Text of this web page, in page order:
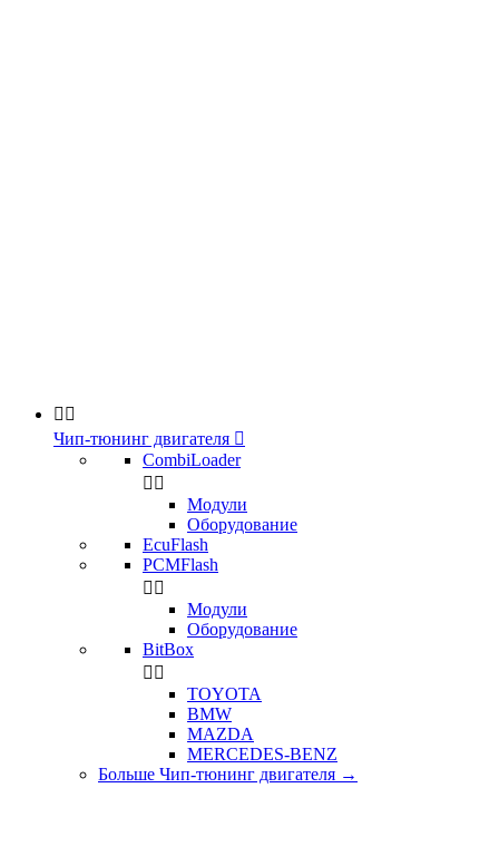
 
Чип-тюнинг двигателя 
CombiLoader
 
Модули
Оборудование
EcuFlash
PCMFlash
 
Модули
Оборудование
BitBox
 
TOYOTA
BMW
MAZDA
MERCEDES-BENZ
Больше Чип-тюнинг двигателя →